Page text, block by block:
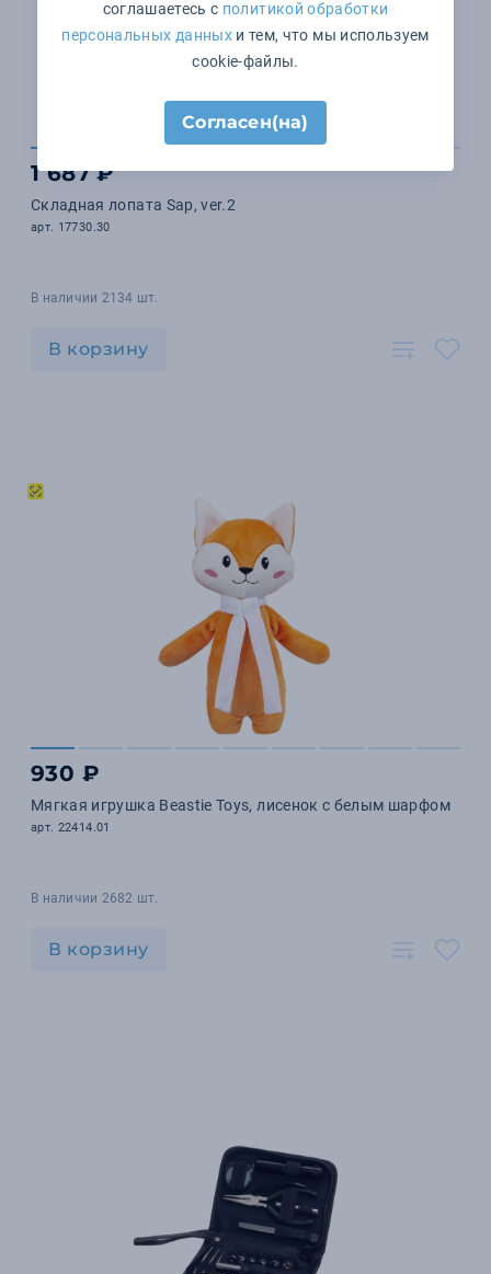
1 687 ₽
Складная лопата Sap, ver.2
арт. 17730.30
В наличии 2134 шт.
В корзину
930 ₽
Мягкая игрушка Beastie Toys, лисенок с белым шарфом
арт. 22414.01
В наличии 2682 шт.
В корзину
соглашаетесь с политикой обработки
персональных данныхи тем, что мы используем
cookie-файлы.
Согласен(на)